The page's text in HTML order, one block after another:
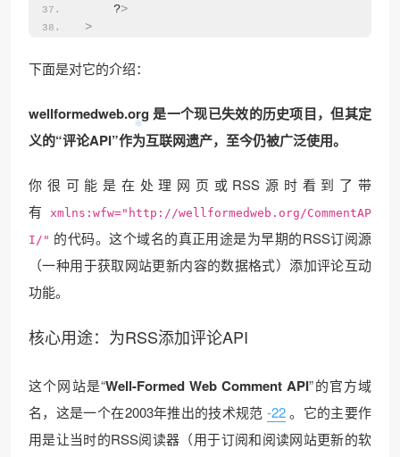
    ?
>
>
下面是对它的介绍：
wellformedweb.org 是一个现已失效的历史项目，但其定
义的“评论API”作为互联网遗产，至今仍被广泛使用。
你很可能是在处理网页或RSS源时看到了带
有
xmlns:wfw="http://wellformedweb.org/CommentAP
I/" 的代码。这个域名的真正用途是为早期的RSS订阅源
（一种用于获取网站更新内容的数据格式）添加评论互动
功能。
核心用途：为RSS添加评论API
这个网站是“Well-Formed Web Comment API”的官方域
名，这是一个在2003年推出的技术规范 -22。它的主要作
用是让当时的RSS阅读器（用于订阅和阅读网站更新的软